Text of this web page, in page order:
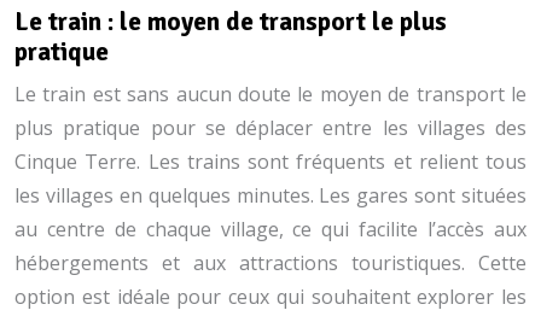
Le train : le moyen de transport le plus
pratique
Le train est sans aucun doute le moyen de transport le
plus pratique pour se déplacer entre les villages des
Cinque Terre. Les trains sont fréquents et relient tous
les villages en quelques minutes. Les gares sont situées
au centre de chaque village, ce qui facilite l’accès aux
hébergements et aux attractions touristiques. Cette
option est idéale pour ceux qui souhaitent explorer les